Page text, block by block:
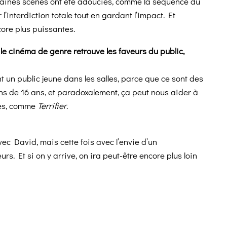
totale tout en gardant l’impact. Et
plus puissantes.
cinéma de genre retrouve les faveurs du public,
un public jeune dans les salles, parce que ce sont des
de 16 ans, et paradoxalement, ça peut nous aider à
comme Terrifier.
David, mais cette fois avec l’envie d’un
Et si on y arrive, on ira peut-être encore plus loin